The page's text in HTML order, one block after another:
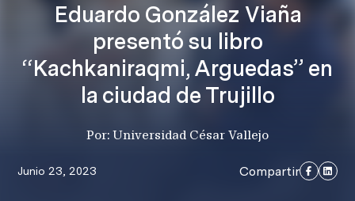
Eduardo González Viaña
presentó su libro
“Kachkaniraqmi, Arguedas” en
la ciudad de Trujillo
Por: Universidad César Vallejo
Junio 23, 2023 Compartir